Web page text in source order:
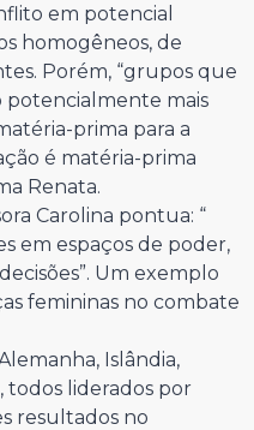
em potencial
homogêneos, de
Porém, “grupos que
potencialmente mais
prima para a
é matéria-prima
Renata.
Carolina pontua: “
em espaços de poder,
Um exemplo
femininas no combate
Islândia,
todos liderados por
resultados no